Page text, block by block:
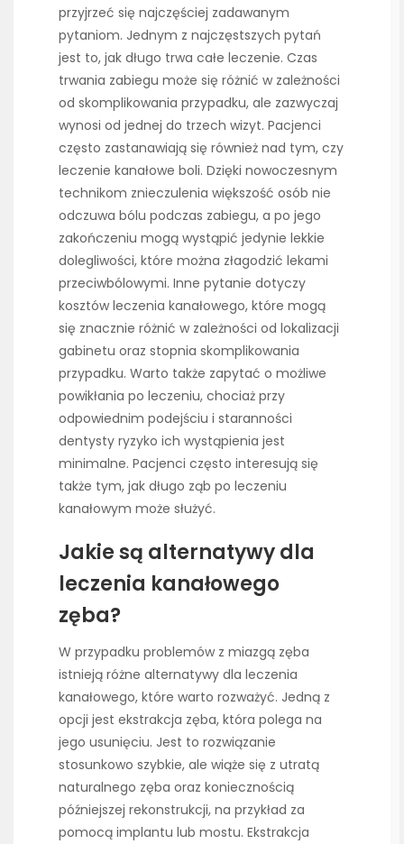
przyjrzeć się najczęściej zadawanym
pytaniom. Jednym z najczęstszych pytań
jest to, jak długo trwa całe leczenie. Czas
trwania zabiegu może się różnić w zależności
od skomplikowania przypadku, ale zazwyczaj
wynosi od jednej do trzech wizyt. Pacjenci
często zastanawiają się również nad tym, czy
leczenie kanałowe boli. Dzięki nowoczesnym
technikom znieczulenia większość osób nie
odczuwa bólu podczas zabiegu, a po jego
zakończeniu mogą wystąpić jedynie lekkie
dolegliwości, które można złagodzić lekami
przeciwbólowymi. Inne pytanie dotyczy
kosztów leczenia kanałowego, które mogą
się znacznie różnić w zależności od lokalizacji
gabinetu oraz stopnia skomplikowania
przypadku. Warto także zapytać o możliwe
powikłania po leczeniu, chociaż przy
odpowiednim podejściu i staranności
dentysty ryzyko ich wystąpienia jest
minimalne. Pacjenci często interesują się
także tym, jak długo ząb po leczeniu
kanałowym może służyć.
Jakie są alternatywy dla
leczenia kanałowego
zęba?
W przypadku problemów z miazgą zęba
istnieją różne alternatywy dla leczenia
kanałowego, które warto rozważyć. Jedną z
opcji jest ekstrakcja zęba, która polega na
jego usunięciu. Jest to rozwiązanie
stosunkowo szybkie, ale wiąże się z utratą
naturalnego zęba oraz koniecznością
późniejszej rekonstrukcji, na przykład za
pomocą implantu lub mostu. Ekstrakcja